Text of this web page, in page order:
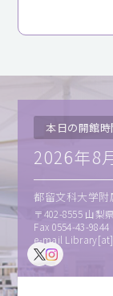
就職・キャリア
本日の開館時
2026年8
都留文科大学附
〒402-8555 山梨
Fax 0554-43-9844
e-mail